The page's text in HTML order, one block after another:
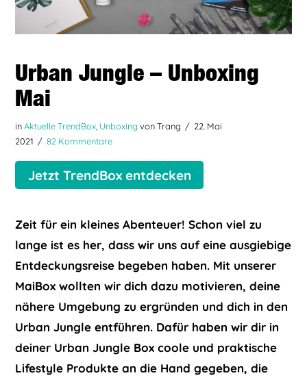
Urban Jungle – Unboxing
Mai
inAktuelle TrendBox, Unboxing von Trang
22. Mai
2021
82 Kommentare
Jetzt TrendBox entdecken
Zeit für ein kleines Abenteuer! Schon viel zu
lange ist es her, dass wir uns auf eine ausgiebige
Entdeckungsreise begeben haben. Mit unserer
MaiBox wollten wir dich dazu motivieren, deine
nähere Umgebung zu ergründen und dich in den
Urban Jungle entführen. Dafür haben wir dir in
deiner Urban Jungle Box coole und praktische
Lifestyle Produkte an die Hand gegeben, die